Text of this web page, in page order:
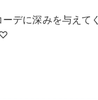
デに深みを与えてく